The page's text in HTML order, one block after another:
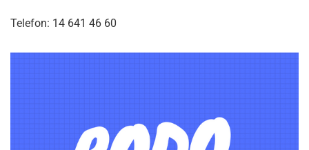
Telefon: 14 641 46 60